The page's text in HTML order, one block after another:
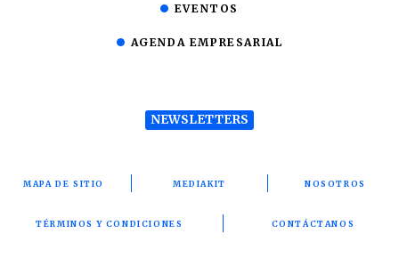
EVENTOS
AGENDA EMPRESARIAL
NEWSLETTERS
MAPA DE SITIO MEDIAKIT NOSOTROS
TÉRMINOS Y CONDICIONES CONTÁCTANOS